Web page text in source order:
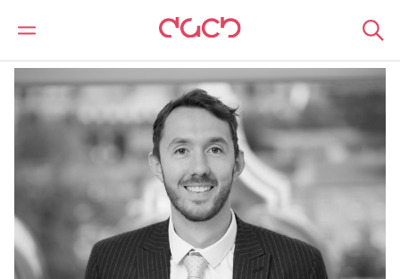
DAC Beachcroft Nuestro personal